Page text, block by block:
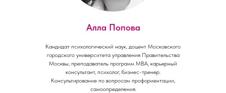
Алла Попова
Кандидат психологический наук, доцент Московского
городского университета управления Правительства
Москвы, преподаватель программ MBA, карьерный
консультант, психолог, бизнес-тренер.
Консультирование по вопросам профориентации,
самоопределения.